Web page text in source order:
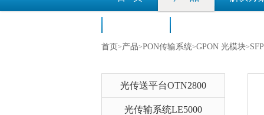
首页 >产品>PON传输系统>GPON 光模块>
光传送平台OTN2800
光传输系统LE5000